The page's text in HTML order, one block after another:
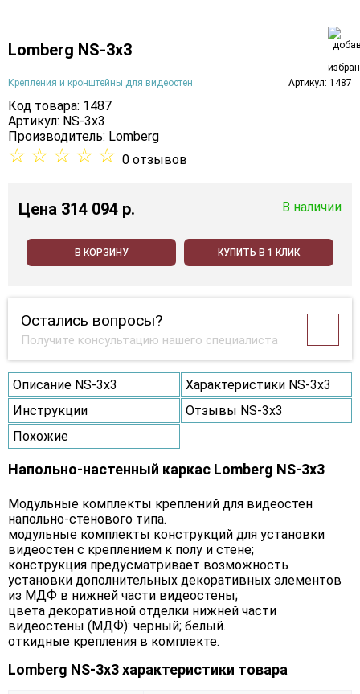
Lomberg NS-3х3
Крепления и кронштейны для видеостен Артикул: 1487
Код товара: 1487
Артикул: NS-3х3
Производитель: Lomberg
☆ ☆ ☆ ☆ ☆ 0 отзывов
Цена 314 094 p. В наличии
В КОРЗИНУ КУПИТЬ В 1 КЛИК
Остались вопросы?
Получите консультацию нашего специалиста
Описание NS-3х3
Характеристики NS-3х3
Инструкции
Отзывы NS-3х3
Похожие
Напольно-настенный каркас Lomberg NS-3х3
Модульные комплекты креплений для видеостен
напольно-стенового типа.
модульные комплекты конструкций для установки
видеостен с креплением к полу и стене;
конструкция предусматривает возможность
установки дополнительных декоративных элементов
из МДФ в нижней части видеостены;
цвета декоративной отделки нижней части
видеостены (МДФ): черный; белый.
откидные крепления в комплекте.
Lomberg NS-3х3 характеристики товара